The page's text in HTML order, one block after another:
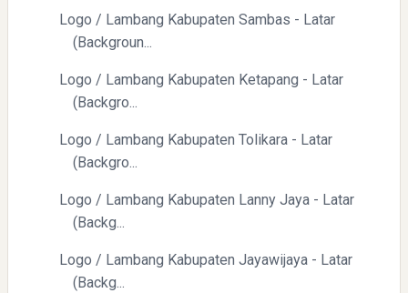
Logo / Lambang Kabupaten Sambas - Latar
(Backgroun...
Logo / Lambang Kabupaten Ketapang - Latar
(Backgro...
Logo / Lambang Kabupaten Tolikara - Latar
(Backgro...
Logo / Lambang Kabupaten Lanny Jaya - Latar
(Backg...
Logo / Lambang Kabupaten Jayawijaya - Latar
(Backg...